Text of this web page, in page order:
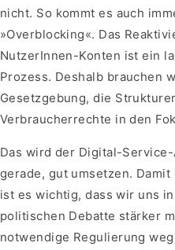
nicht. So kommt es auch
»Overblocking«. Das
NutzerInnen-Konten ist ein
Prozess. Deshalb brauchen
Gesetzgebung, die
Verbraucherrechte in den
Das wird der Digital-
gerade, gut umsetzen.
ist es wichtig, dass wir uns
politischen Debatte stärker
notwendige Regulierung